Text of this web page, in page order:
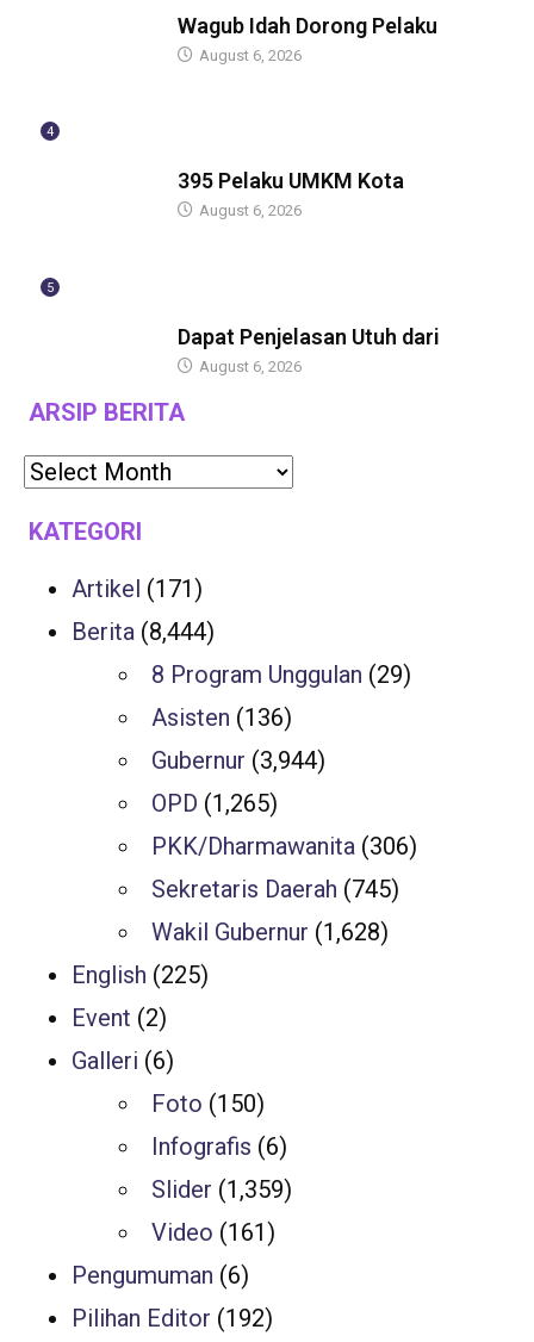
Wagub Idah Dorong Pelaku
August 6, 2026
4
395 Pelaku UMKM Kota
August 6, 2026
5
Dapat Penjelasan Utuh dari
August 6, 2026
ARSIP BERITA
KATEGORI
Artikel (171)
Berita (8,444)
8 Program Unggulan (29)
Asisten (136)
Gubernur (3,944)
OPD (1,265)
PKK/Dharmawanita (306)
Sekretaris Daerah (745)
Wakil Gubernur (1,628)
English (225)
Event (2)
Galleri (6)
Foto (150)
Infografis (6)
Slider (1,359)
Video (161)
Pengumuman (6)
Pilihan Editor (192)